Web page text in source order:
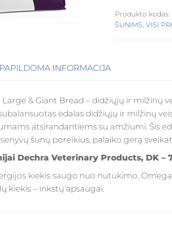
Produkto kodas:
ŠUNIMS,VISI
PAPILDOMA INFORMACIJA
Large & Giant Bread – didžiųjų ir milžinų
ėdalas didžiųjų ir milžinų
atsirandantiems su amžiumi. Šis
šunų poreikius, palaiko gerą
Dechra Veterinary Products, DK –
kiekis saugo nuo nutukimo.
kiekis – inkstų apsaugai.